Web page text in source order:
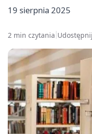
19 sierpnia 2025
2 min czytania Udostępnij